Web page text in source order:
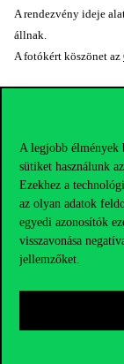
A legjobb élmények
sütiket használunk
Ezekhez a
az olyan adatok
egyedi azonosítók
visszavonása
jellemzőket.
A rendezvény ideje
állnak.
A fotókért köszönet az